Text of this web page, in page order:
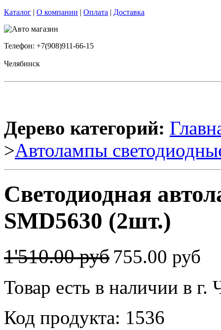
Каталог | О компании | Оплата | Доставка
Телефон: +7(908)911-66-15
Челябинск
Дерево категорий:
>Автолампы
Светодиодная
SMD5630 (2шт.)
1'510.00 руб 755.00 руб
Товар есть в наличии в г.
Код продукта: 1536